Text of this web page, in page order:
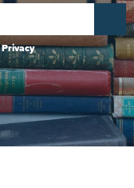
Privacy